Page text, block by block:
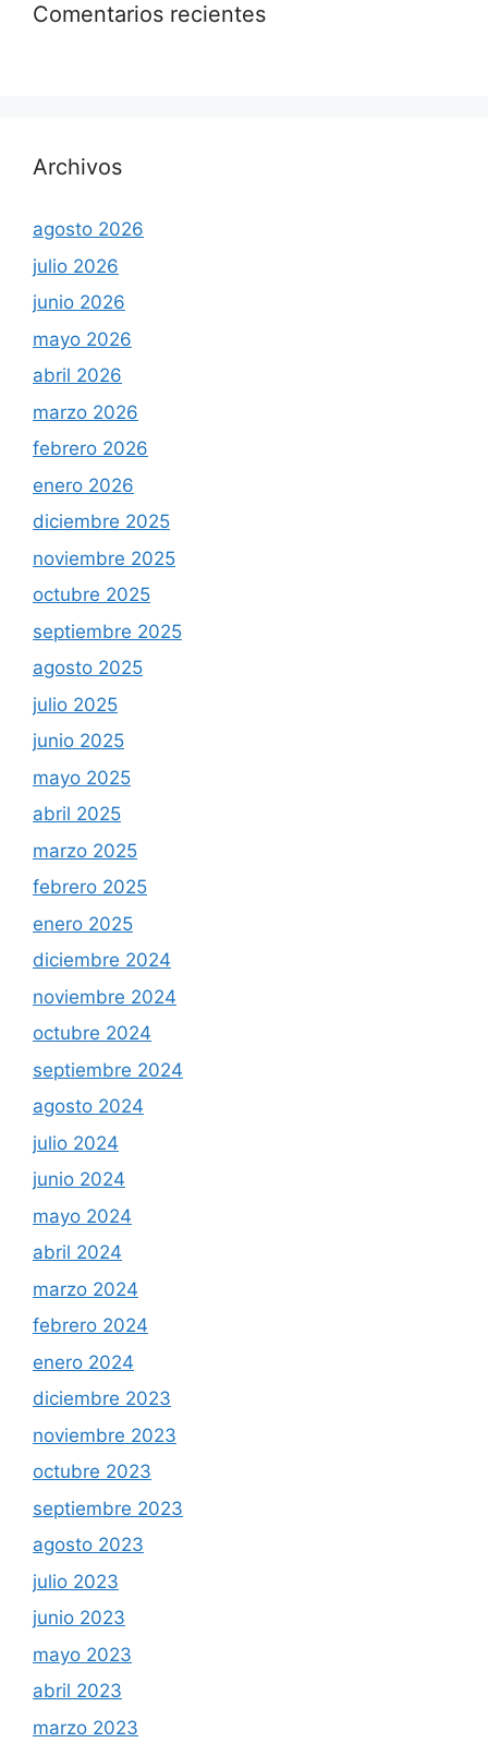
Comentarios recientes
Archivos
agosto 2026
julio 2026
junio 2026
mayo 2026
abril 2026
marzo 2026
febrero 2026
enero 2026
diciembre 2025
noviembre 2025
octubre 2025
septiembre 2025
agosto 2025
julio 2025
junio 2025
mayo 2025
abril 2025
marzo 2025
febrero 2025
enero 2025
diciembre 2024
noviembre 2024
octubre 2024
septiembre 2024
agosto 2024
julio 2024
junio 2024
mayo 2024
abril 2024
marzo 2024
febrero 2024
enero 2024
diciembre 2023
noviembre 2023
octubre 2023
septiembre 2023
agosto 2023
julio 2023
junio 2023
mayo 2023
abril 2023
marzo 2023